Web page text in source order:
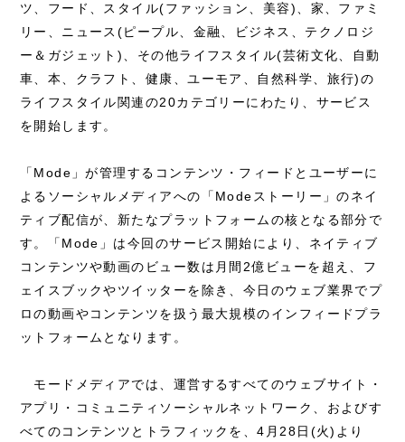
ツ、フード、スタイル(ファッション、美容)、家、ファミ
リー、ニュース(ピープル、金融、ビジネス、テクノロジ
ー＆ガジェット)、その他ライフスタイル(芸術文化、自動
車、本、クラフト、健康、ユーモア、自然科学、旅行)の
ライフスタイル関連の20カテゴリーにわたり、サービス
を開始します。
「Mode」が管理するコンテンツ・フィードとユーザーに
よるソーシャルメディアへの「Modeストーリー」のネイ
ティブ配信が、新たなプラットフォームの核となる部分で
す。「Mode」は今回のサービス開始により、ネイティブ
コンテンツや動画のビュー数は月間2億ビューを超え、フ
ェイスブックやツイッターを除き、今日のウェブ業界でプ
ロの動画やコンテンツを扱う最大規模のインフィードプラ
ットフォームとなります。
モードメディアでは、運営するすべてのウェブサイト・
アプリ・コミュニティソーシャルネットワーク、およびす
べてのコンテンツとトラフィックを、4月28日(火)より